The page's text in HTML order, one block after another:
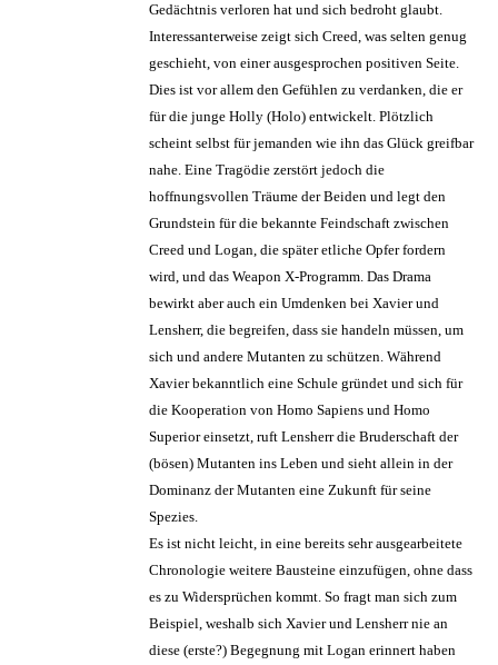
Gedächtnis verloren hat und sich bedroht glaubt.
Interessanterweise zeigt sich Creed, was selten genug
geschieht, von einer ausgesprochen positiven Seite.
Dies ist vor allem den Gefühlen zu verdanken, die er
für die junge Holly (Holo) entwickelt. Plötzlich
scheint selbst für jemanden wie ihn das Glück greifbar
nahe. Eine Tragödie zerstört jedoch die
hoffnungsvollen Träume der Beiden und legt den
Grundstein für die bekannte Feindschaft zwischen
Creed und Logan, die später etliche Opfer fordern
wird, und das Weapon X-Programm. Das Drama
bewirkt aber auch ein Umdenken bei Xavier und
Lensherr, die begreifen, dass sie handeln müssen, um
sich und andere Mutanten zu schützen. Während
Xavier bekanntlich eine Schule gründet und sich für
die Kooperation von Homo Sapiens und Homo
Superior einsetzt, ruft Lensherr die Bruderschaft der
(bösen) Mutanten ins Leben und sieht allein in der
Dominanz der Mutanten eine Zukunft für seine
Spezies.
Es ist nicht leicht, in eine bereits sehr ausgearbeitete
Chronologie weitere Bausteine einzufügen, ohne dass
es zu Widersprüchen kommt. So fragt man sich zum
Beispiel, weshalb sich Xavier und Lensherr nie an
diese (erste?) Begegnung mit Logan erinnert haben